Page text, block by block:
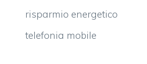
risparmio energetico
telefonia mobile